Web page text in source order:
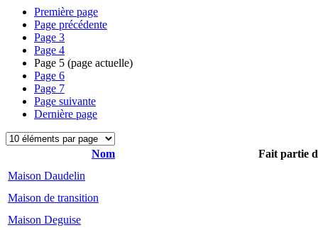
Première page
Page précédente
Page 3
Page 4
Page 5 (page actuelle)
Page 6
Page 7
Page suivante
Dernière page
Nom
Fait partie
Maison Daudelin
Maison de transition
Maison Deguise